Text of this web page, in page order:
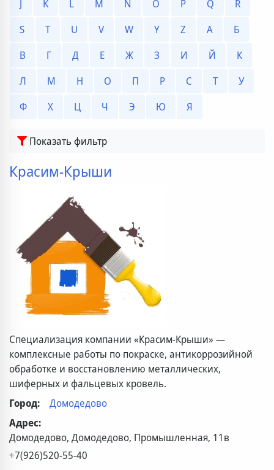
J
K L M N O P Q
R
S
T U V W Y Z А
Б
В
Г Д Е Ж З И Й
К
Л
М Н О П Р С Т
У
Ф
Х Ц Ч Э Ю Я
Показать фильтр
Красим-Крыши
Специализация компании «Красим-Крыши» —
комплексные работы по покраске, антикоррозийной
обработке и восстановлению металлических,
шиферных и фальцевых кровель.
Город:
Домодедово
Адрес:
Домодедово, Домодедово, Промышленная, 11в
+7(926)520-55-40